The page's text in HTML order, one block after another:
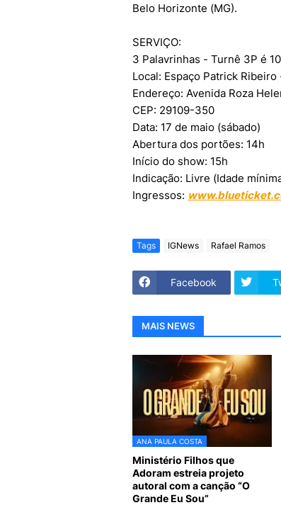
Belo Horizonte (MG).
SERVIÇO:
3 Palavrinhas - Turnê 3P é
Local: Espaço Patrick
Endereço: Avenida Roza
CEP: 29109-350
Data: 17 de maio (sábado)
Abertura dos portões: 14h
Início do show: 15h
Indicação: Livre (Idade
Ingressos:
Tags IGNews Rafael Ramos
Facebook
MAIS NEWS
ANA PAULA COSTA
Ministério Filhos que
Adoram estreia projeto
autoral com a canção “O
Grande Eu Sou”